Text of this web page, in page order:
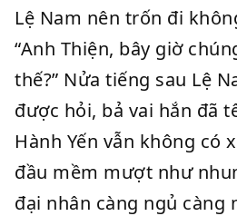
Lệ Nam nên trốn đi
“Anh Thiện, bây giờ
thế?” Nửa tiếng sau Lệ
được hỏi, bả vai hắn đã
Hành Yến vẫn không có
đầu mềm mượt như
đại nhân càng ngủ càng